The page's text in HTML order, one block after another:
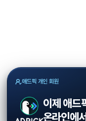
애드픽 개인 회원
이제 애드
온라인에